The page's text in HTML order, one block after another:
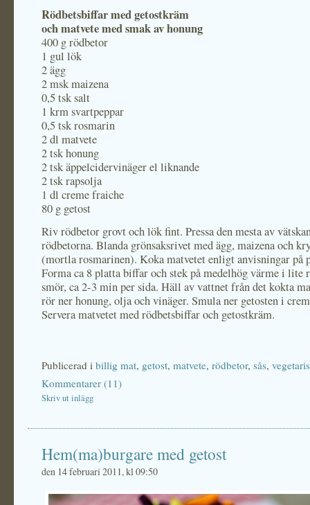
Rödbetsbiffar med getostkräm
och matvete med smak av honung
400 g rödbetor
1 gul lök
2 ägg
2 msk maizena
0,5 tsk salt
1 krm svartpeppar
0,5 tsk rosmarin
2 dl matvete
2 tsk honung
2 tsk äppelcidervinäger el liknande
2 tsk rapsolja
1 dl creme fraiche
80 g getost
Riv rödbetor grovt och lök fint. Pressa den mesta av
rödbetorna. Blanda grönsaksrivet med ägg, maizena och
(mortla rosmarinen). Koka matvetet enligt anvisningar på
Forma ca 8 platta biffar och stek på medelhög värme i lite
smör, ca 2-3 min per sida. Häll av vattnet från det kokta
rör ner honung, olja och vinäger. Smula ner getosten i
Servera matvetet med rödbetsbiffar och getostkräm.
Publicerad i billig mat, getost, matvete, rödbetor, sås,
Kommentarer (11)
Skriv ut inlägg
Hem(ma)burgare med getost
den 14 februari 2011, kl 09:50